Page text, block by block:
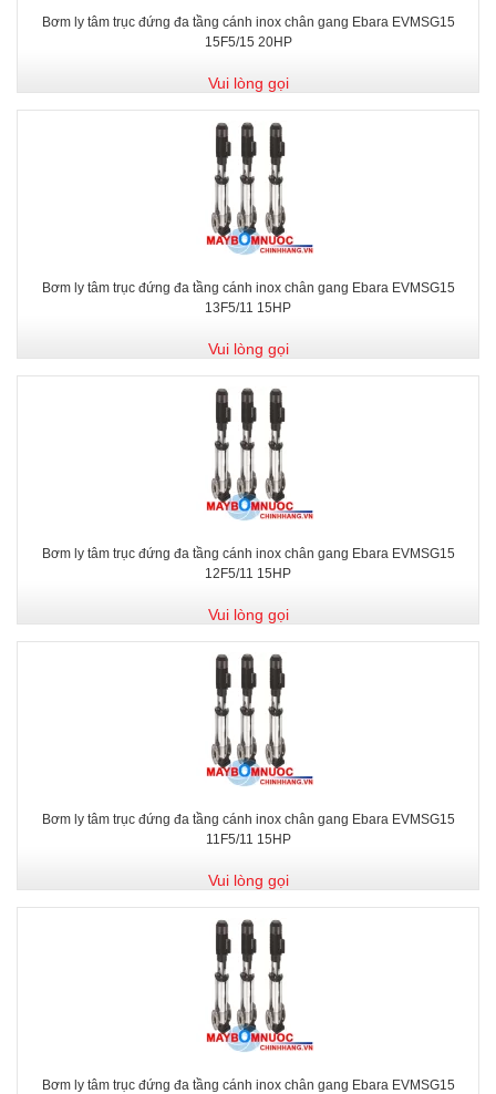
Bơm ly tâm trục đứng đa tầng cánh inox chân gang Ebara EVMSG15
15F5/15 20HP
Vui lòng gọi
Bơm ly tâm trục đứng đa tầng cánh inox chân gang Ebara EVMSG15
13F5/11 15HP
Vui lòng gọi
Bơm ly tâm trục đứng đa tầng cánh inox chân gang Ebara EVMSG15
12F5/11 15HP
Vui lòng gọi
Bơm ly tâm trục đứng đa tầng cánh inox chân gang Ebara EVMSG15
11F5/11 15HP
Vui lòng gọi
Bơm ly tâm trục đứng đa tầng cánh inox chân gang Ebara EVMSG15